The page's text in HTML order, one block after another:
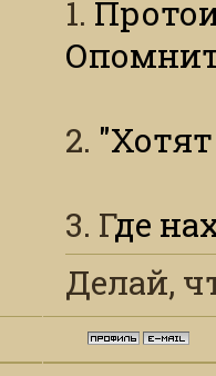
1.
2.
3. Где
Делай,